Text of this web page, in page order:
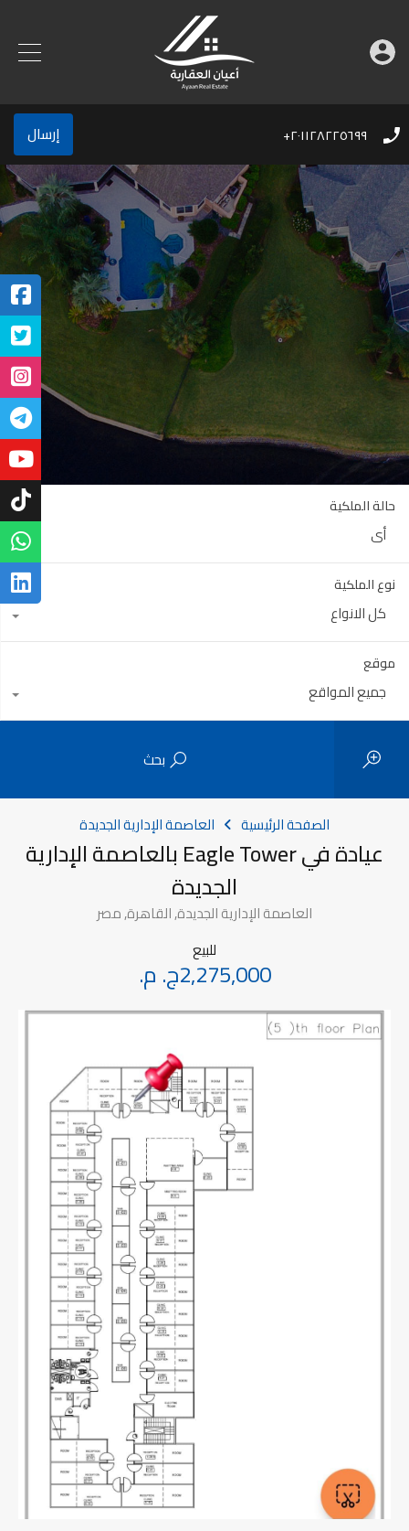
٢٠١١٢٨٢٢٥٦٩٩+ إرسال
حالة الملكية
أي
نوع الملكية
كل الانواع
موقع
جميع المواقع
بحث
الصفحة الرئيسية العاصمة الإدارية الجديدة
عيادة في Eagle Tower بالعاصمة الإدارية
الجديدة
العاصمة الإدارية الجديدة, القاهرة, مصر
للبيع
2,275,000ج. م.